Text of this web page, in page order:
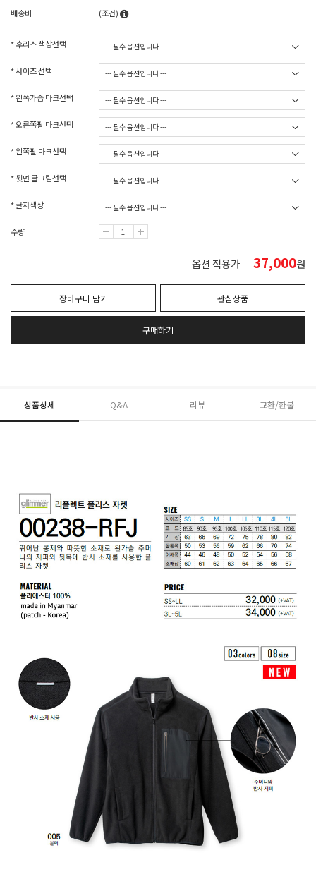
배송비
(조건)
* 후리스 색상선택
* 사이즈 선택
* 왼쪽가슴 마크선택
* 오른쪽팔 마크선택
* 왼쪽팔 마크선택
* 뒷면 글그림선택
* 글자색상
수량
옵션 적용가 37,000원
장바구니 담기 관심상품
구매하기
상품상세 Q&A 리뷰 교환/환불